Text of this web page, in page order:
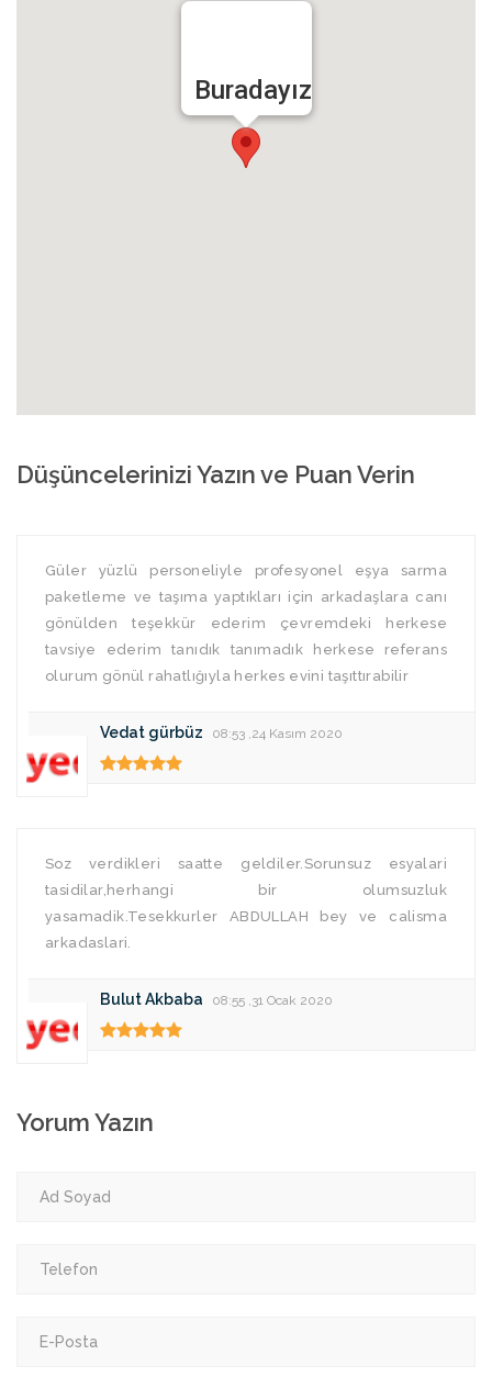
Buradayız
Düşüncelerinizi Yazın ve Puan Verin
Güler yüzlü personeliyle profesyonel eşya sarma
paketleme ve taşıma yaptıkları için arkadaşlara canı
gönülden teşekkür ederim çevremdeki herkese
tavsiye ederim tanıdık tanımadık herkese referans
olurum gönül rahatlığıyla herkes evini taşıttırabilir
Vedat gürbüz 08:53 ,24 Kasım 2020
Soz verdikleri saatte geldiler.Sorunsuz esyalari
tasidilar,herhangi bir olumsuzluk
yasamadik.Tesekkurler ABDULLAH bey ve calisma
arkadaslari.
Bulut Akbaba 08:55 ,31 Ocak 2020
Yorum Yazın